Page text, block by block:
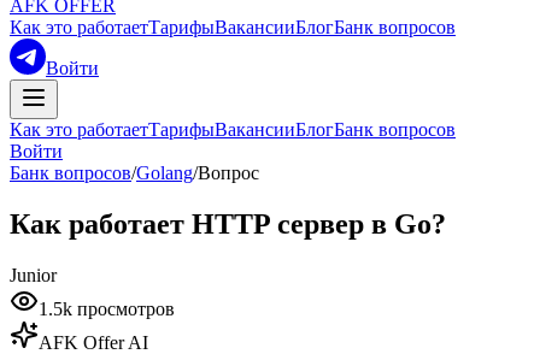
AFK OFFER
Как это работаетТарифыВакансииБлогБанк вопросов
Войти
Как это работаетТарифыВакансииБлогБанк вопросов
Войти
Банк вопросов/Golang/Вопрос
Как работает HTTP сервер в Go?
Junior
1.5k просмотров
AFK Offer AI